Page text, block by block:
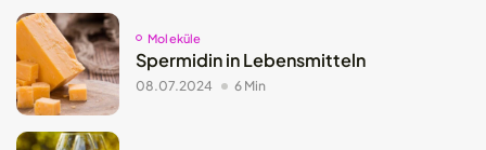
Moleküle
Spermidin in Lebensmitteln
08.07.2024 6 Min